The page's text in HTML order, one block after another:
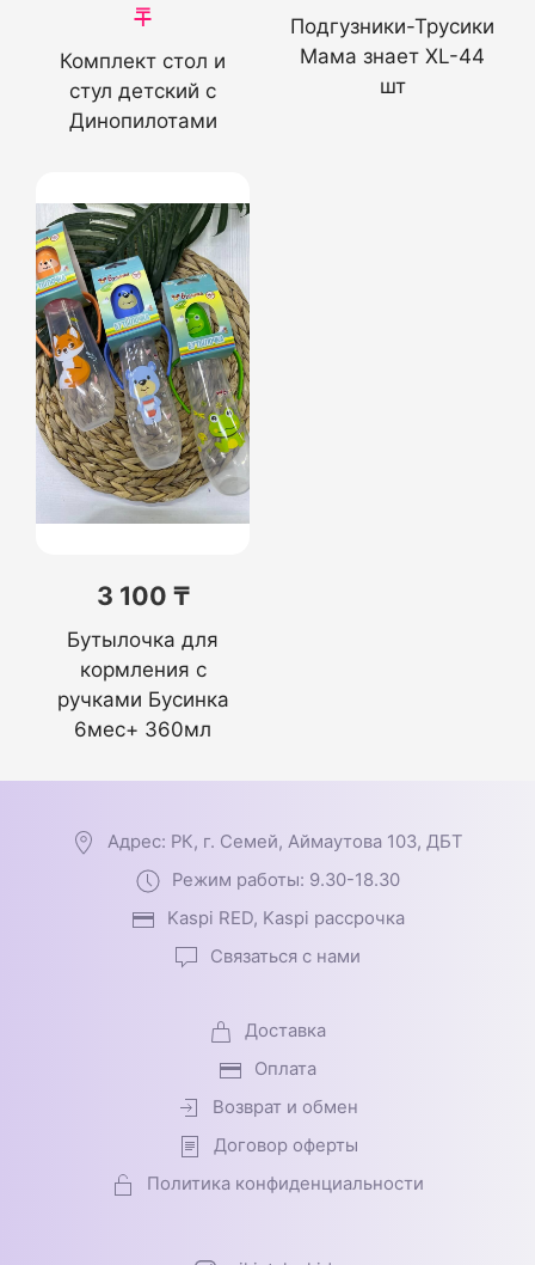
₸
Комплект стол и
стул детский с
Динопилотами
Подгузники-Трусики
Мама знает XL-44
шт
3 100 ₸
Бутылочка для
кормления с
ручками Бусинка
6мес+ 360мл
Адрес: РК, г. Семей, Аймаутова 103, ДБТ
Режим работы: 9.30-18.30
Kaspi RED, Kaspi рассрочка
Связаться с нами
Доставка
Оплата
Возврат и обмен
Договор оферты
Политика конфиденциальности